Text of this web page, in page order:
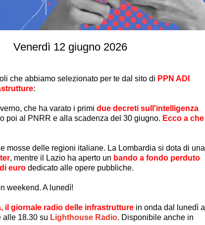
Venerdì 12 giugno 2026
che abbiamo selezionato per te dal sito di PPN ADI
:
che ha varato i primi due decreti sull'intelligenza
poi al PNRR e alla scadenza del 30 giugno. Ecco a che
mosse delle regioni italiane. La Lombardia si dota di una
, mentre il Lazio ha aperto un bando a fondo perduto
euro dedicato alle opere pubbliche.
weekend. A lunedì!
il giornale radio delle infrastrutture in onda dal lunedì al
alle 18.30 su Lighthouse Radio. Disponibile anche in